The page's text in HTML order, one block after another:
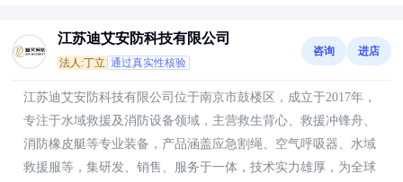
江苏迪艾安防科技有限公司
法人:丁立 通过真实性核验
咨询 进店
江苏迪艾安防科技有限公司位于南京市鼓楼区，成立于2017年，
专注于水域救援及消防设备领域，主营救生背心、救援冲锋舟、
消防橡皮艇等专业装备，产品涵盖应急割绳、空气呼吸器、水域
救援服等，集研发、销售、服务于一体，技术实力雄厚，为全球